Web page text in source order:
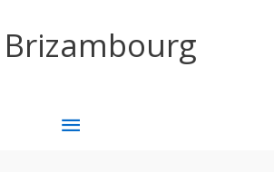
Brizambourg
MENU